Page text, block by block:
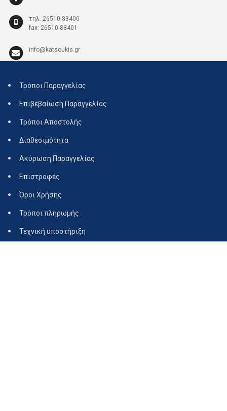
τηλ. 26510-83400
fax: 26510-83401
info@katsoukis.gr
Τρόποι Παραγγελίας
Επιβεβαίωση Παραγγελίας
Τρόποι Αποστολής
Διαθεσιμότητα
Ακύρωση Παραγγελίας
Επιστροφές
Όροι Χρήσης
Τρόποι πληρωμής
Τεχνική υποστήριξη